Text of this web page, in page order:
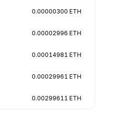
0.00000300 ETH
0.00002996 ETH
0.00014981 ETH
0.00029961 ETH
0.00299611 ETH